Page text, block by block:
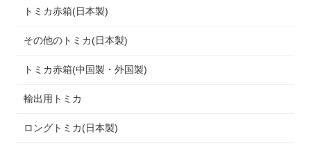
トミカ赤箱(日本製)
その他のトミカ(日本製)
トミカ赤箱(中国製・外国製)
輸出用トミカ
ロングトミカ(日本製)